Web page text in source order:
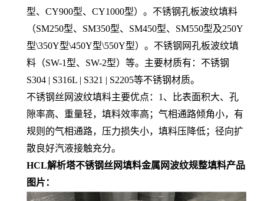
型、CY900型、CY1000型）。不锈钢孔板波纹填料
（SM250型、SM350型、SM450型、SM550型及250Y
型\350Y型\450Y型\550Y型）。不锈钢网孔板波纹填
料（SW-1型、SW-2型）等。主要材质有：不锈钢
S304 | S316L | S321 | S2205等不锈钢材质。
不锈钢丝网波纹填料主要优点：1、比表面积大、孔
隙率高、重量轻，填料效率高；气相通路倾角小，有
规则的气相通路，压力损失小，填料压降低；径向扩
散良好汽液接触充分。
HCL解析塔不锈钢丝网填料金属网波纹规整填料产品
图片：